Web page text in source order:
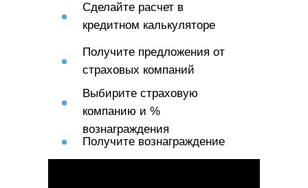
Сделайте расчет в
кредитном калькуляторе
Получите предложения от
страховых компаний
Выбирите страховую
компанию и %
вознаграждения
Получите вознаграждение